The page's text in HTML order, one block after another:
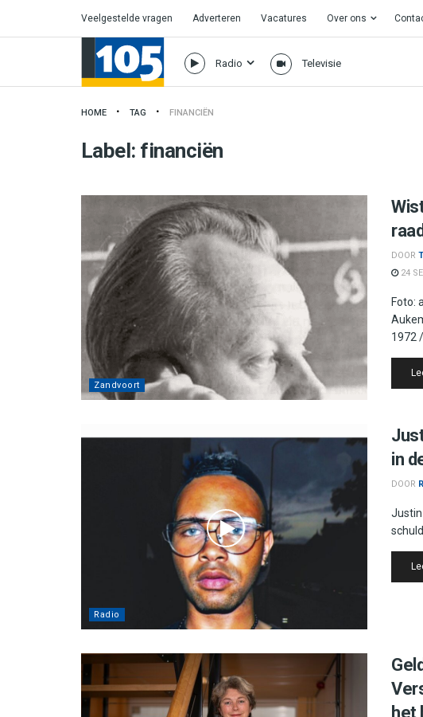
Veelgestelde vragen Adverteren Vacatures Over ons
Radio Televisie
HOME TAG FINANCIËN
Label: financiën
Zandvoort
DOOR
24
Foto:
1972 /
Radio
in
DOOR
Justin
het